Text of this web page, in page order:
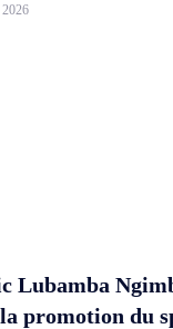
2026
Lubamba
promotion du